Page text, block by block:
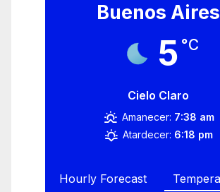
Buenos Aires
5 °C
Cielo Claro
Amanecer: 7:38 am
Atardecer: 6:18 pm
Hourly Forecast